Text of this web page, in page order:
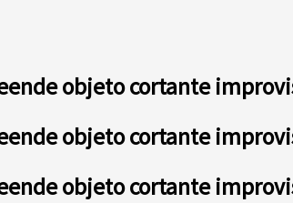
objeto cortante
objeto cortante
objeto cortante